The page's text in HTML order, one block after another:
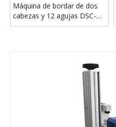
Máquina de bordar de dos
cabezas y 12 agujas DSC-
J1202